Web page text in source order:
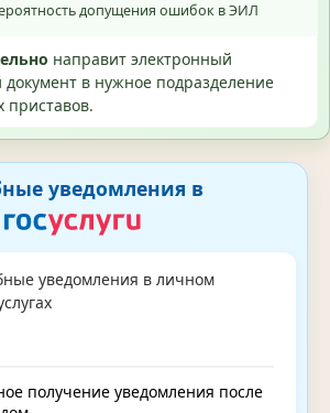
допущения ошибок в ЭИЛ
направит электронный
в нужное подразделение
приставов.
уведомления в
уведомления в личном
получение уведомления после